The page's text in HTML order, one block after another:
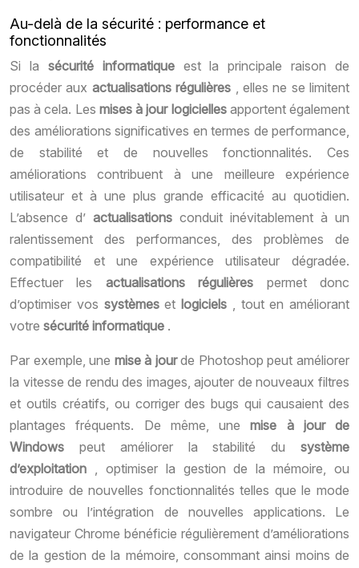
Au-delà de la sécurité : performance et
fonctionnalités
Si la sécurité informatique est la principale raison de
procéder aux actualisations régulières , elles ne se limitent
pas à cela. Les mises à jour logicielles apportent également
des améliorations significatives en termes de performance,
de stabilité et de nouvelles fonctionnalités. Ces
améliorations contribuent à une meilleure expérience
utilisateur et à une plus grande efficacité au quotidien.
L’absence d’ actualisations conduit inévitablement à un
ralentissement des performances, des problèmes de
compatibilité et une expérience utilisateur dégradée.
Effectuer les actualisations régulières permet donc
d’optimiser vos systèmeset logiciels , tout en améliorant
votre sécurité informatique .
Par exemple, une mise à jourde Photoshop peut améliorer
la vitesse de rendu des images, ajouter de nouveaux filtres
et outils créatifs, ou corriger des bugs qui causaient des
plantages fréquents. De même, unemise à jour de
Windows peut améliorer la stabilité dusystème
d’exploitation , optimiser la gestion de la mémoire, ou
introduire de nouvelles fonctionnalités telles que le mode
sombre ou l’intégration de nouvelles applications. Le
navigateur Chrome bénéficie régulièrement d’améliorations
de la gestion de la mémoire, consommant ainsi moins de